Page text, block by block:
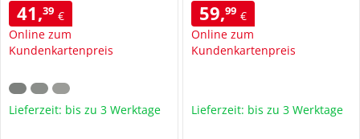
41,39 €
Online zum
Kundenkartenpreis
Lieferzeit: bis zu 3 Werktage
59,99 €
Online zum
Kundenkartenpreis
Lieferzeit: bis zu 3 Werktage